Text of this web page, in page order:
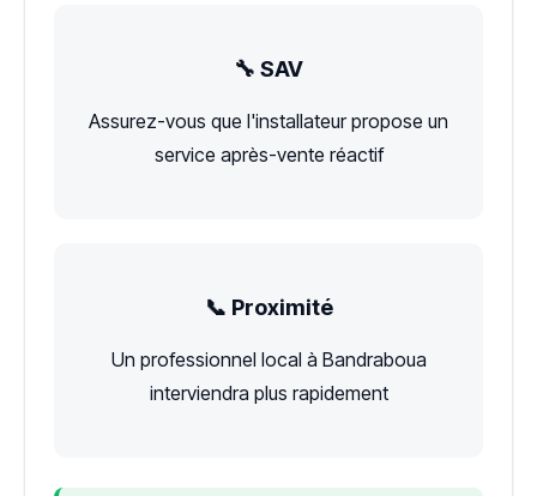
🔧 SAV
Assurez-vous que l'installateur propose un
service après-vente réactif
📞 Proximité
Un professionnel local à Bandraboua
interviendra plus rapidement